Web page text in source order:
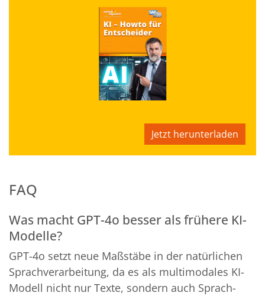
Jetzt herunterladen
FAQ
Was macht GPT-4o besser als frühere KI-
Modelle?
GPT-4o setzt neue Maßstäbe in der natürlichen
Sprachverarbeitung, da es als multimodales KI-
Modell nicht nur Texte, sondern auch Sprach-